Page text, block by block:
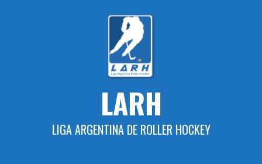
LARH
LIGA ARGENTINA DE ROLLER HOCKEY